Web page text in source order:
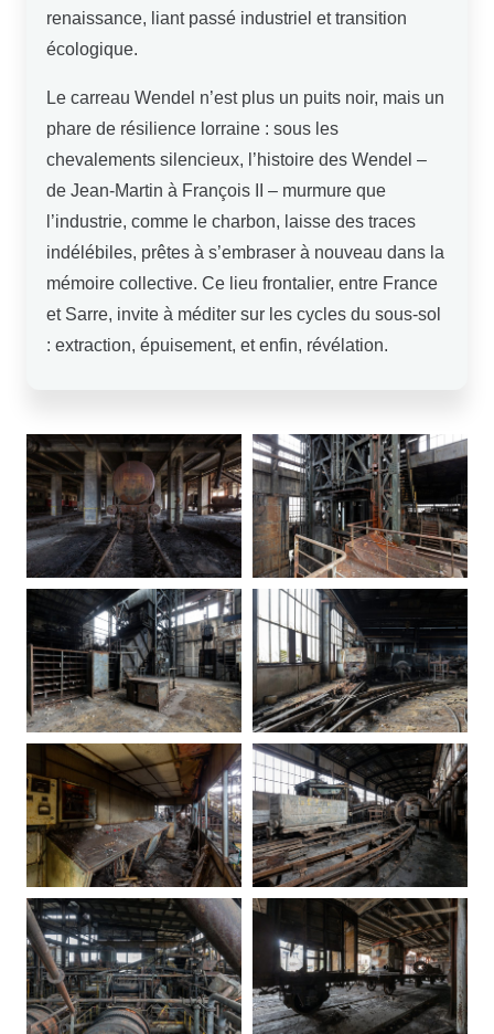
renaissance, liant passé industriel et transition
écologique.
Le carreau Wendel n’est plus un puits noir, mais un
phare de résilience lorraine : sous les
chevalements silencieux, l’histoire des Wendel –
de Jean-Martin à François II – murmure que
l’industrie, comme le charbon, laisse des traces
indélébiles, prêtes à s’embraser à nouveau dans la
mémoire collective. Ce lieu frontalier, entre France
et Sarre, invite à méditer sur les cycles du sous-sol
: extraction, épuisement, et enfin, révélation.